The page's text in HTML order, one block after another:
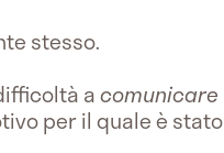
stesso.
acomunicare
per il quale è stato